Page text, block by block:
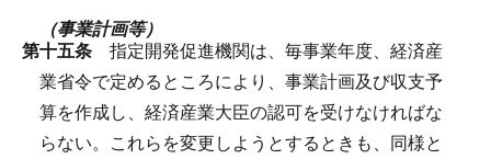
（事業計画等）
第十五条 指定開発促進機関は、毎事業年度、経済産
業省令で定めるところにより、事業計画及び収支予
算を作成し、経済産業大臣の認可を受けなければな
らない。 これらを変更しようとするときも、同様と